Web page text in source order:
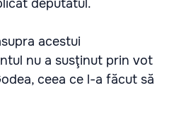
deputatul.
acestui
nu a susţinut prin vot
ceea ce l-a făcut să